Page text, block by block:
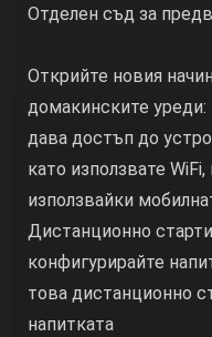
Отделен съд за
Открийте новия
домакинските
дава достъп до
като използвате
използвайки
Дистанционно
конфигурирайте
това дистанционно
напитката